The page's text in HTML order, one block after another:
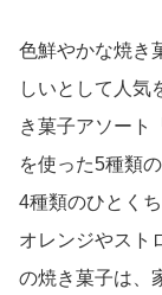
色鮮やかな焼き
しいとして人気
き菓子アソート
を使った5種類
4種類のひとく
オレンジやスト
の焼き菓子は、